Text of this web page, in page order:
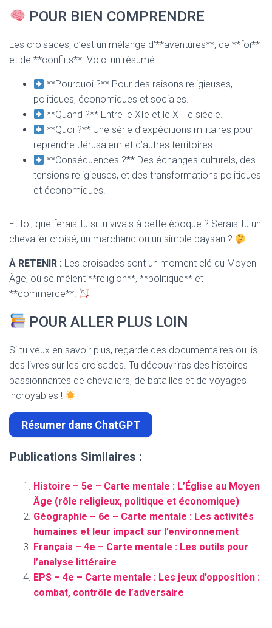
POUR BIEN COMPRENDRE
Les croisades, c’est un mélange d’**aventures**, de **foi**
et de **conflits**. Voici un résumé :
**Pourquoi ?** Pour des raisons religieuses,
politiques, économiques et sociales.
**Quand ?** Entre le XIe et le XIIIe siècle.
**Quoi ?** Une série d’expéditions militaires pour
reprendre Jérusalem et d’autres territoires.
**Conséquences ?** Des échanges culturels, des
tensions religieuses, et des transformations politiques
et économiques.
Et toi, que ferais-tu si tu vivais à cette époque ? Serais-tu un
chevalier croisé, un marchand ou un simple paysan ?
À RETENIR : Les croisades sont un moment clé du Moyen
Âge, où se mêlent **religion**, **politique** et
**commerce**.
POUR ALLER PLUS LOIN
Si tu veux en savoir plus, regarde des documentaires ou lis
des livres sur les croisades. Tu découvriras des histoires
passionnantes de chevaliers, de batailles et de voyages
incroyables !
Résumer dans ChatGPT
Publications Similaires :
Histoire – 5e – Carte mentale : L’Église au Moyen
Âge (rôle religieux, politique et économique)
Géographie – 6e – Carte mentale : Les activités
humaines et leur impact sur l’environnement
Français – 4e – Carte mentale : Les outils pour
l’analyse littéraire
EPS – 4e – Carte mentale : Les jeux d’opposition :
combat, contrôle de l’adversaire